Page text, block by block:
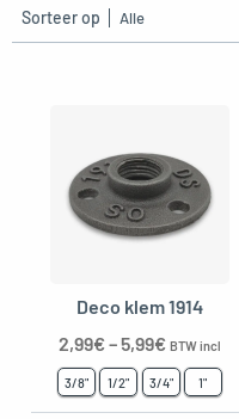
Sorteer op
Deco klem 1914
2,99€–5,99€ BTW incl
3/8" 1/2" 3/4" 1"
menu